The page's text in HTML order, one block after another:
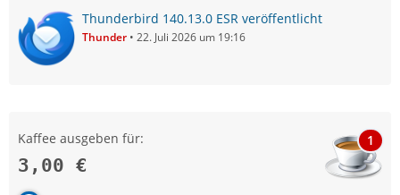
Thunderbird 140.13.0 ESR veröffentlicht
Thunder 22. Juli 2026 um 19:16
Kaffee ausgeben für:
3,00 €
1